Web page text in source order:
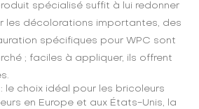
spécialisé suffit à lui redonner
les décolorations importantes, des
spécifiques pour WPC sont
; faciles à appliquer, ils offrent
le choix idéal pour les bricoleurs
en Europe et aux États-Unis, la